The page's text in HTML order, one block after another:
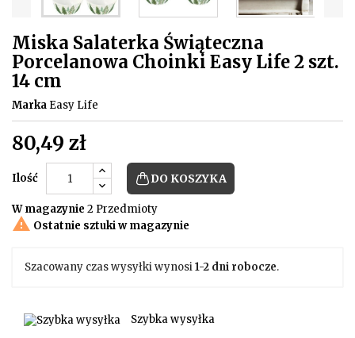
Miska Salaterka Świąteczna
Porcelanowa Choinki Easy Life 2 szt.
14 cm
Marka Easy Life
80,49 zł
Ilość DO KOSZYKA
W magazynie 2 Przedmioty
 Ostatnie sztuki w magazynie
Szacowany czas wysyłki wynosi1-2 dni robocze.
Szybka wysyłka